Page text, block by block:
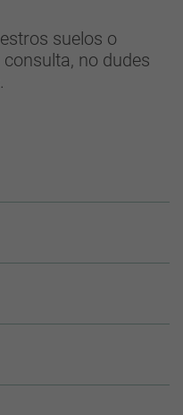
suelos o
no dudes